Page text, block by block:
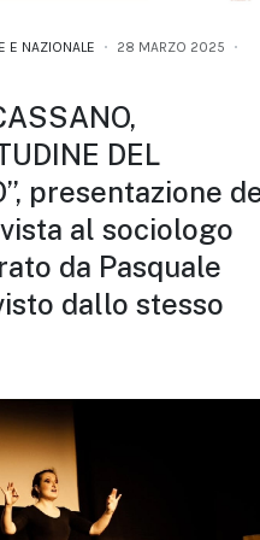
E NAZIONALE
28 MARZO 2025
DEL
presentazione
al sociologo
da Pasquale
dallo stesso